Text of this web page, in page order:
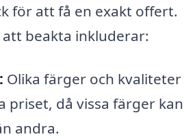
för att få en exakt offert.
beakta inkluderar:
Olika färger och kvaliteter
priset, då vissa färger kan
andra.